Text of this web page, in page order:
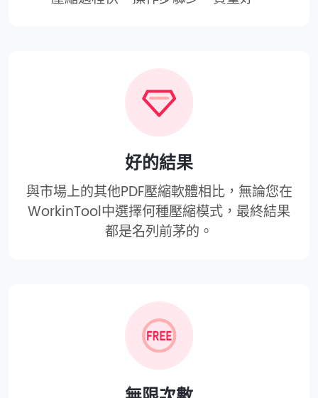
好的結果
與市場上的其他PDF壓縮軟體相比，無論您在
WorkinTool中選擇何種壓縮模式，最終結果
都是名列前茅的。